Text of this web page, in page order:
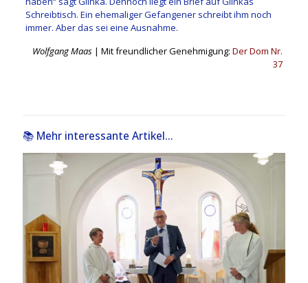
Schreibtisch. Ein ehemaliger Gefangener schreibt ihm noch
immer. Aber das sei eine Ausnahme.
Wolfgang Maas | Mit freundlicher Genehmigung:Der Dom Nr.
37
📚 Mehr interessante Artikel...